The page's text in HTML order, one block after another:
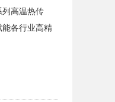
列高温热传
各行业高精